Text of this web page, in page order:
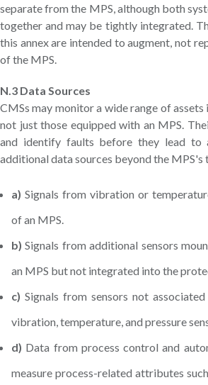
separate from the MPS, although both
together and may be tightly integrated.
this annex are intended to augment, not
of the MPS.
N.3 Data Sources
CMSs may monitor a wide range of
not just those equipped with an MPS.
and identify faults before they lead to
additional data sources beyond the MPS's
a) Signals from vibration or
of an MPS.
b) Signals from additional sensors
an MPS but not integrated into the
c) Signals from sensors not
vibration, temperature, and pressure
d) Data from process control and
measure process-related attributes